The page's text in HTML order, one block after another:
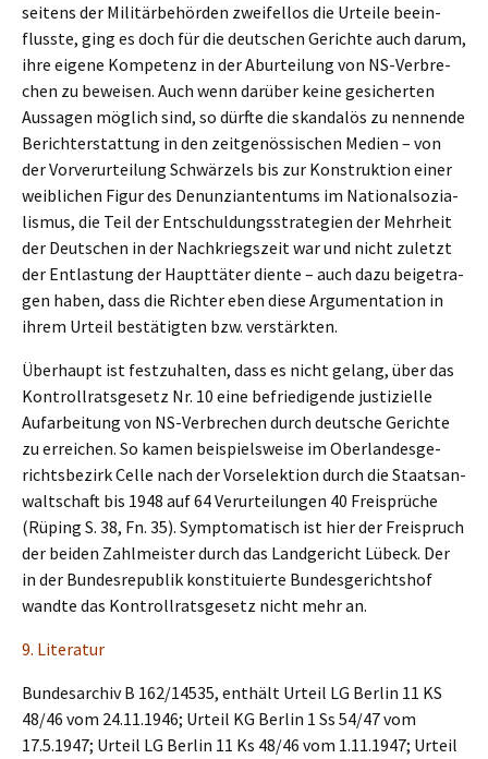
seitens der Militär­be­hör­den zweifel­los die Urtei­le beein­
fluss­te, ging es doch für die deutschen Gerich­te auch darum,
ihre eigene Kompe­tenz in der Aburtei­lung von NS-Verbre­
chen zu bewei­sen. Auch wenn darüber keine gesicher­ten
Aussa­gen möglich sind, so dürfte die skanda­lös zu nennen­de
Bericht­erstat­tung in den zeitge­nös­si­schen Medien – von
der Vorver­ur­tei­lung Schwär­zels bis zur Konstruk­ti­on einer
weibli­chen Figur des Denun­zi­an­ten­tums im Natio­nal­so­zia­
lis­mus, die Teil der Entschul­dungs­stra­te­gien der Mehrheit
der Deutschen in der Nachkriegs­zeit war und nicht zuletzt
der Entlas­tung der Haupt­tä­ter diente – auch dazu beigetra­
gen haben, dass die Richter eben diese Argumen­ta­ti­on in
ihrem Urteil bestä­tig­ten bzw. verstärkten.
Überhaupt ist festzu­hal­ten, dass es nicht gelang, über das
Kontroll­rats­ge­setz Nr. 10 eine befrie­di­gen­de justi­zi­el­le
Aufar­bei­tung von NS-Verbre­chen durch deutsche Gerich­te
zu errei­chen. So kamen beispiels­wei­se im Oberlan­des­ge­
richts­be­zirk Celle nach der Vorse­lek­ti­on durch die Staats­an­
walt­schaft bis 1948 auf 64 Verur­tei­lun­gen 40 Freisprü­che
(Rüping S. 38, Fn. 35). Sympto­ma­tisch ist hier der Freispruch
der beiden Zahlmeis­ter durch das Landge­richt Lübeck. Der
in der Bundes­re­pu­blik konsti­tu­ier­te Bundes­ge­richts­hof
wandte das Kontroll­rats­ge­setz nicht mehr an.
9. Litera­tur
Bundes­ar­chiv B 162/14535, enthält Urteil LG Berlin 11 KS
48/46 vom 24.11.1946; Urteil KG Berlin 1 Ss 54/47 vom
17.5.1947; Urteil LG Berlin 11 Ks 48/46 vom 1.11.1947; Urteil